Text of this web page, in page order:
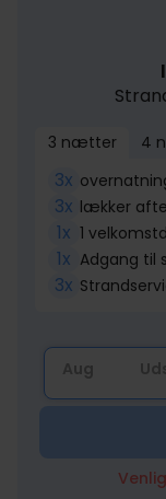
3 nætter 4
3x
3x lækker
1x 1
1x Adgang til
3x